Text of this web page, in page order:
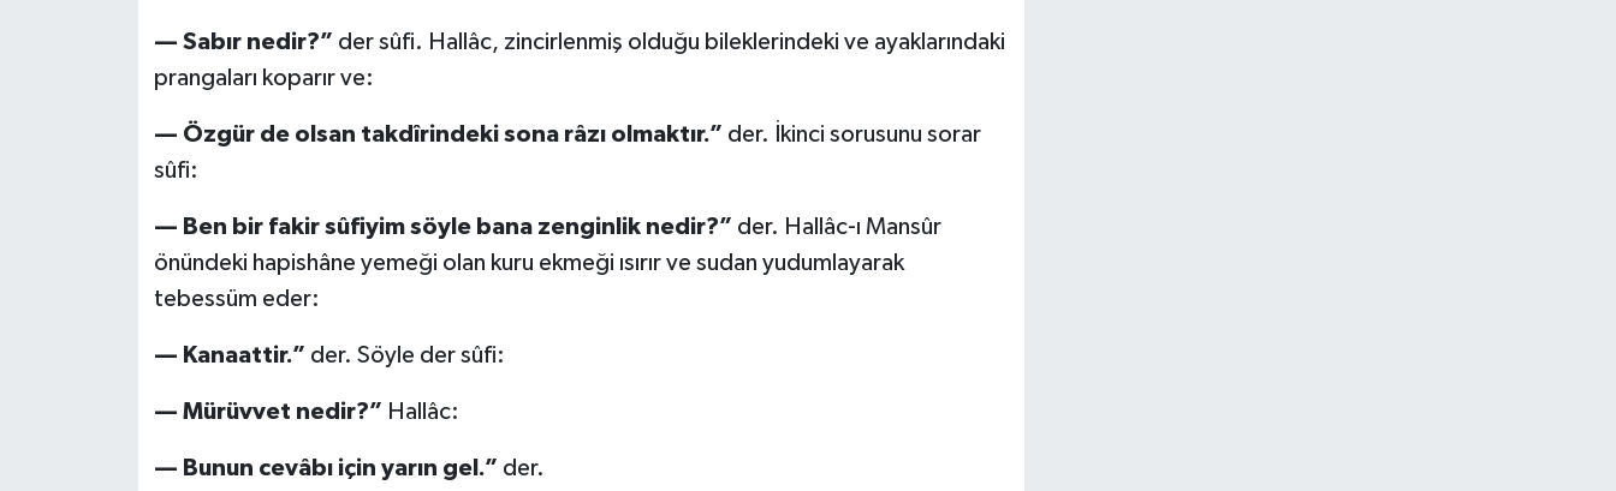
— Sabır nedir?” der sûfi. Hallâc, zincirlenmiş olduğu bileklerindeki ve ayaklarındaki
prangaları koparır ve:
— Özgür de olsan takdîrindeki sona râzı olmaktır.” der. İkinci sorusunu sorar
sûfi:
— Ben bir fakir sûfiyim söyle bana zenginlik nedir?” der. Hallâc-ı Mansûr
önündeki hapishâne yemeği olan kuru ekmeği ısırır ve sudan yudumlayarak
tebessüm eder:
— Kanaattir.” der. Söyle der sûfi:
— Mürüvvet nedir?” Hallâc:
— Bunun cevâbı için yarın gel.” der.